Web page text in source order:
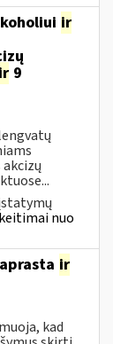
ir
ir 9
nuo
ir
kad